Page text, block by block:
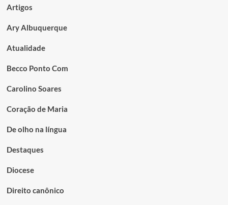
Artigos
Ary Albuquerque
Atualidade
Becco Ponto Com
Carolino Soares
Coração de Maria
De olho na língua
Destaques
Diocese
Direito canônico